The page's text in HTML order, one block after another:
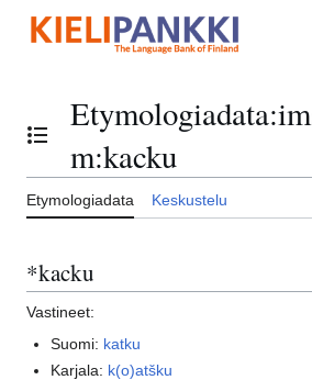
sisältöön
Vaihda sisällysluettelo
Etymologiadata:
m:kacku
Etymologiadata Keskustelu
*kacku
Vastineet:
Suomi: katku
Karjala: k(o)atšku